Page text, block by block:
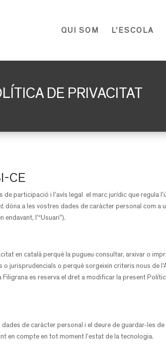
QUI SOM L’ESCOLA
DE PRIVACITAT
CE
participació i l’avís legal el marc jurídic que regula
. dóna a les vostres dades de caràcter personal com a
l’“Usuari”).
en català perquè la pugueu consultar, arxivar o
jurisprudencials o perquè sorgeixin criteris nous de
es reserva el dret a modificar la present
de caràcter personal i el deure de guardar-les
en compte en tot moment l’estat de la tecnologia.